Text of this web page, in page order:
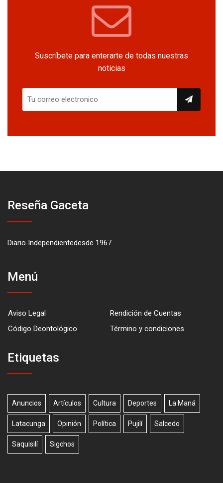
Suscríbete para enterarte de todas nuestras
noticias
Reseña Gaceta
Diario Independientedesde 1967.
Menú
Aviso Legal
Rendición de Cuentas
Código Deontológico
Término y condiciones
Etiquetas
Anuncios Artículos Cultura Deportes La Maná
Latacunga Opinión Política Pujilí Salcedo
Saquisilí Sigchos